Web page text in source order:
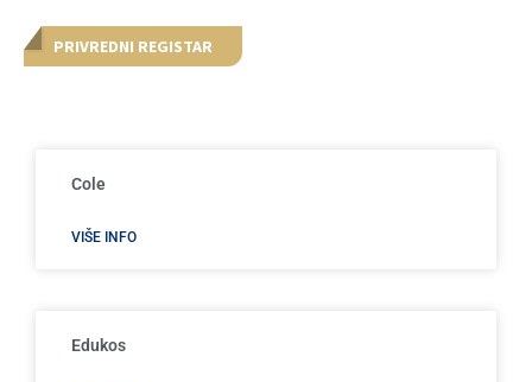
PRIVREDNI REGISTAR
Cole
VIŠE INFO
Edukos